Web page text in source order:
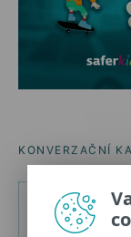
KONVERZAČNÍ